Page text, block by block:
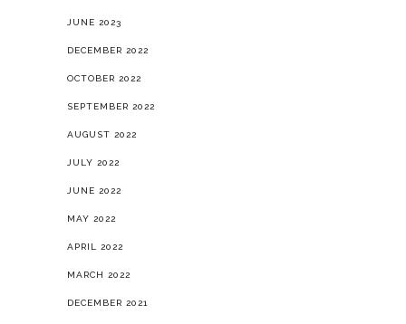
JUNE 2023
DECEMBER 2022
OCTOBER 2022
SEPTEMBER 2022
AUGUST 2022
JULY 2022
JUNE 2022
MAY 2022
APRIL 2022
MARCH 2022
DECEMBER 2021